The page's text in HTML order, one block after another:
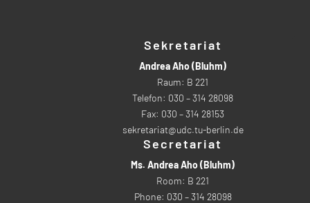
Sekretariat
Andrea Aho (Bluhm)
Raum: B 221
Telefon: 030 – 314 28098
Fax: 030 – 314 28153
sekretariat@udc.tu-berlin.de
Secretariat
Ms. Andrea Aho (Bluhm)
Room: B 221
Phone: 030 – 314 28098